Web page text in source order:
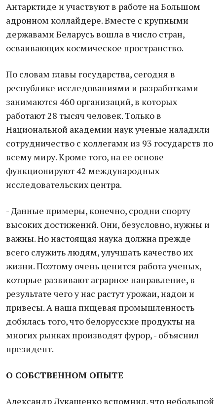
Антарктиде и участвуют в работе на Большом
адронном коллайдере. Вместе с крупными
державами Беларусь вошла в число стран,
осваивающих космическое пространство.
По словам главы государства, сегодня в
республике исследованиями и разработками
занимаются 460 организаций, в которых
работают 28 тысяч человек. Только в
Национальной академии наук ученые наладили
сотрудничество с коллегами из 93 государств по
всему миру. Кроме того, на ее основе
функционируют 42 международных
исследовательских центра.
- Данные примеры, конечно, сродни спорту
высоких достижений. Они, безусловно, нужны и
важны. Но настоящая наука должна прежде
всего служить людям, улучшать качество их
жизни. Поэтому очень ценится работа ученых,
которые развивают аграрное направление, в
результате чего у нас растут урожаи, надои и
привесы. А наша пищевая промышленность
добилась того, что белорусские продукты на
многих рынках производят фурор, - объяснил
президент.
О СОБСТВЕННОМ ОПЫТЕ
Александр Лукашенко вспомнил, что небольшой